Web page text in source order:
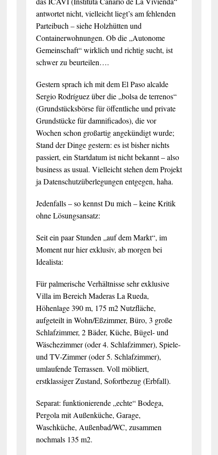
antwortet nicht, vielleicht liegt’s am fehlenden
Parteibuch – siehe Holzhütten und
Containerwohnungen. Ob die „Autonome
Gemeinschaft“ wirklich und richtig sucht, ist
schwer zu beurteilen….
Gestern sprach ich mit dem El Paso alcalde
Sergio Rodríguez über die „bolsa de terrenos“
(Grundstücksbörse für öffentliche und private
Grundstücke für damnificados), die vor
Wochen schon großartig angekündigt wurde;
Stand der Dinge gestern: es ist bisher nichts
passiert, ein Startdatum ist nicht bekannt – also
business as usual. Vielleicht stehen dem Projekt
ja Datenschutzüberlegungen entgegen, haha.
Jedenfalls – so kennst Du mich – keine Kritik
ohne Lösungsansatz:
Seit ein paar Stunden „auf dem Markt“, im
Moment nur hier exklusiv, ab morgen bei
Idealista:
Für palmerische Verhältnisse sehr exklusive
Villa im Bereich Maderas La Rueda,
Höhenlage 390 m, 175 m2 Nutzfläche,
aufgeteilt in Wohn/Eßzimmer, Büro, 3 große
Schlafzimmer, 2 Bäder, Küche, Bügel- und
Wäschezimmer (oder 4. Schlafzimmer), Spiele-
und TV-Zimmer (oder 5. Schlafzimmer),
umlaufende Terrassen. Voll möbliert,
erstklassiger Zustand, Sofortbezug (Erbfall).
Separat: funktionierende „echte“ Bodega,
Pergola mit Außenküche, Garage,
Waschküche, Außenbad/WC, zusammen
nochmals 135 m2.